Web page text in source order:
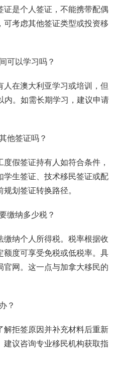
是个人签证，不能携带配偶
考虑其他签证类型或投资移
可以学习吗？
在澳大利亚学习或培训，但
内。如需长期学习，建议申请
他签证吗？
假签证持有人如符合条件，
学生签证、技术移民签证或配
划签证转换路径。
缴纳多少税？
纳个人所得税。税率根据收
额度可享受免税或低税率。具
网。这一点与加拿大移民的
？
解拒签原因并补充材料后重新
建议咨询专业移民机构获取指